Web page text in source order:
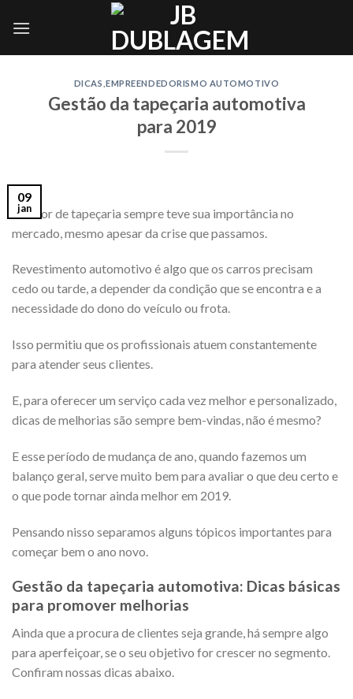
DICAS ,EMPREENDEDORISMO AUTOMOTIVO
Gestão da tapeçaria automotiva
para 2019
09
jan
O setor de tapeçaria sempre teve sua importância no
mercado, mesmo apesar da crise que passamos.
Revestimento automotivo é algo que os carros precisam
cedo ou tarde, a depender da condição que se encontra e a
necessidade do dono do veículo ou frota.
Isso permitiu que os profissionais atuem constantemente
para atender seus clientes.
E, para oferecer um serviço cada vez melhor e personalizado,
dicas de melhorias são sempre bem-vindas, não é mesmo?
E esse período de mudança de ano, quando fazemos um
balanço geral, serve muito bem para avaliar o que deu certo e
o que pode tornar ainda melhor em 2019.
Pensando nisso separamos alguns tópicos importantes para
começar bem o ano novo.
Gestão da tapeçaria automotiva: Dicas básicas
para promover melhorias
Ainda que a procura de clientes seja grande, há sempre algo
para aperfeiçoar, se o seu objetivo for crescer no segmento.
Confiram nossas dicas abaixo.